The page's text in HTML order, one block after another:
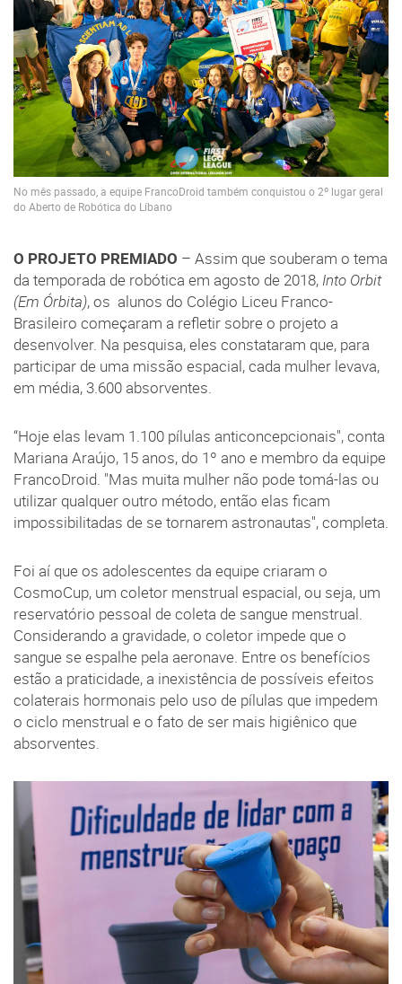
No mês passado, a equipe FrancoDroid também conquistou o 2º lugar geral
do Aberto de Robótica do Líbano
O PROJETO PREMIADO – Assim que souberam o tema
da temporada de robótica em agosto de 2018, Into Orbit
(Em Órbita), os alunos do Colégio Liceu Franco-
Brasileiro começaram a refletir sobre o projeto a
desenvolver. Na pesquisa, eles constataram que, para
participar de uma missão espacial, cada mulher levava,
em média, 3.600 absorventes.
“Hoje elas levam 1.100 pílulas anticoncepcionais", conta
Mariana Araújo, 15 anos, do 1º ano e membro da equipe
FrancoDroid. "Mas muita mulher não pode tomá-las ou
utilizar qualquer outro método, então elas ficam
impossibilitadas de se tornarem astronautas", completa.
Foi aí que os adolescentes da equipe criaram o
CosmoCup, um coletor menstrual espacial, ou seja, um
reservatório pessoal de coleta de sangue menstrual.
Considerando a gravidade, o coletor impede que o
sangue se espalhe pela aeronave. Entre os benefícios
estão a praticidade, a inexistência de possíveis efeitos
colaterais hormonais pelo uso de pílulas que impedem
o ciclo menstrual e o fato de ser mais higiênico que
absorventes.